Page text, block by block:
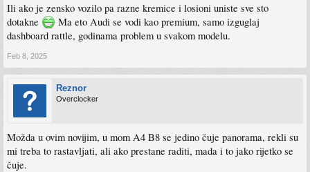
Ili ako je zensko vozilo pa razne kremice i losioni uniste sve sto
dotakne
Ma eto Audi se vodi kao premium, samo izguglaj
dashboard rattle, godinama problem u svakom modelu.
Feb 8, 2025
Reznor
Overclocker
Možda u ovim novijim, u mom A4 B8 se jedino čuje panorama, rekli su
mi treba to rastavljati, ali ako prestane raditi, mada i to jako rijetko se
čuje.